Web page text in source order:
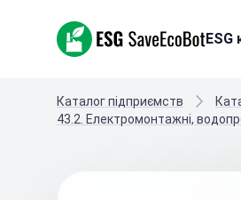
ESG SaveEcoBot ESG
Каталог підприємств
43.2. Електромонтажні,